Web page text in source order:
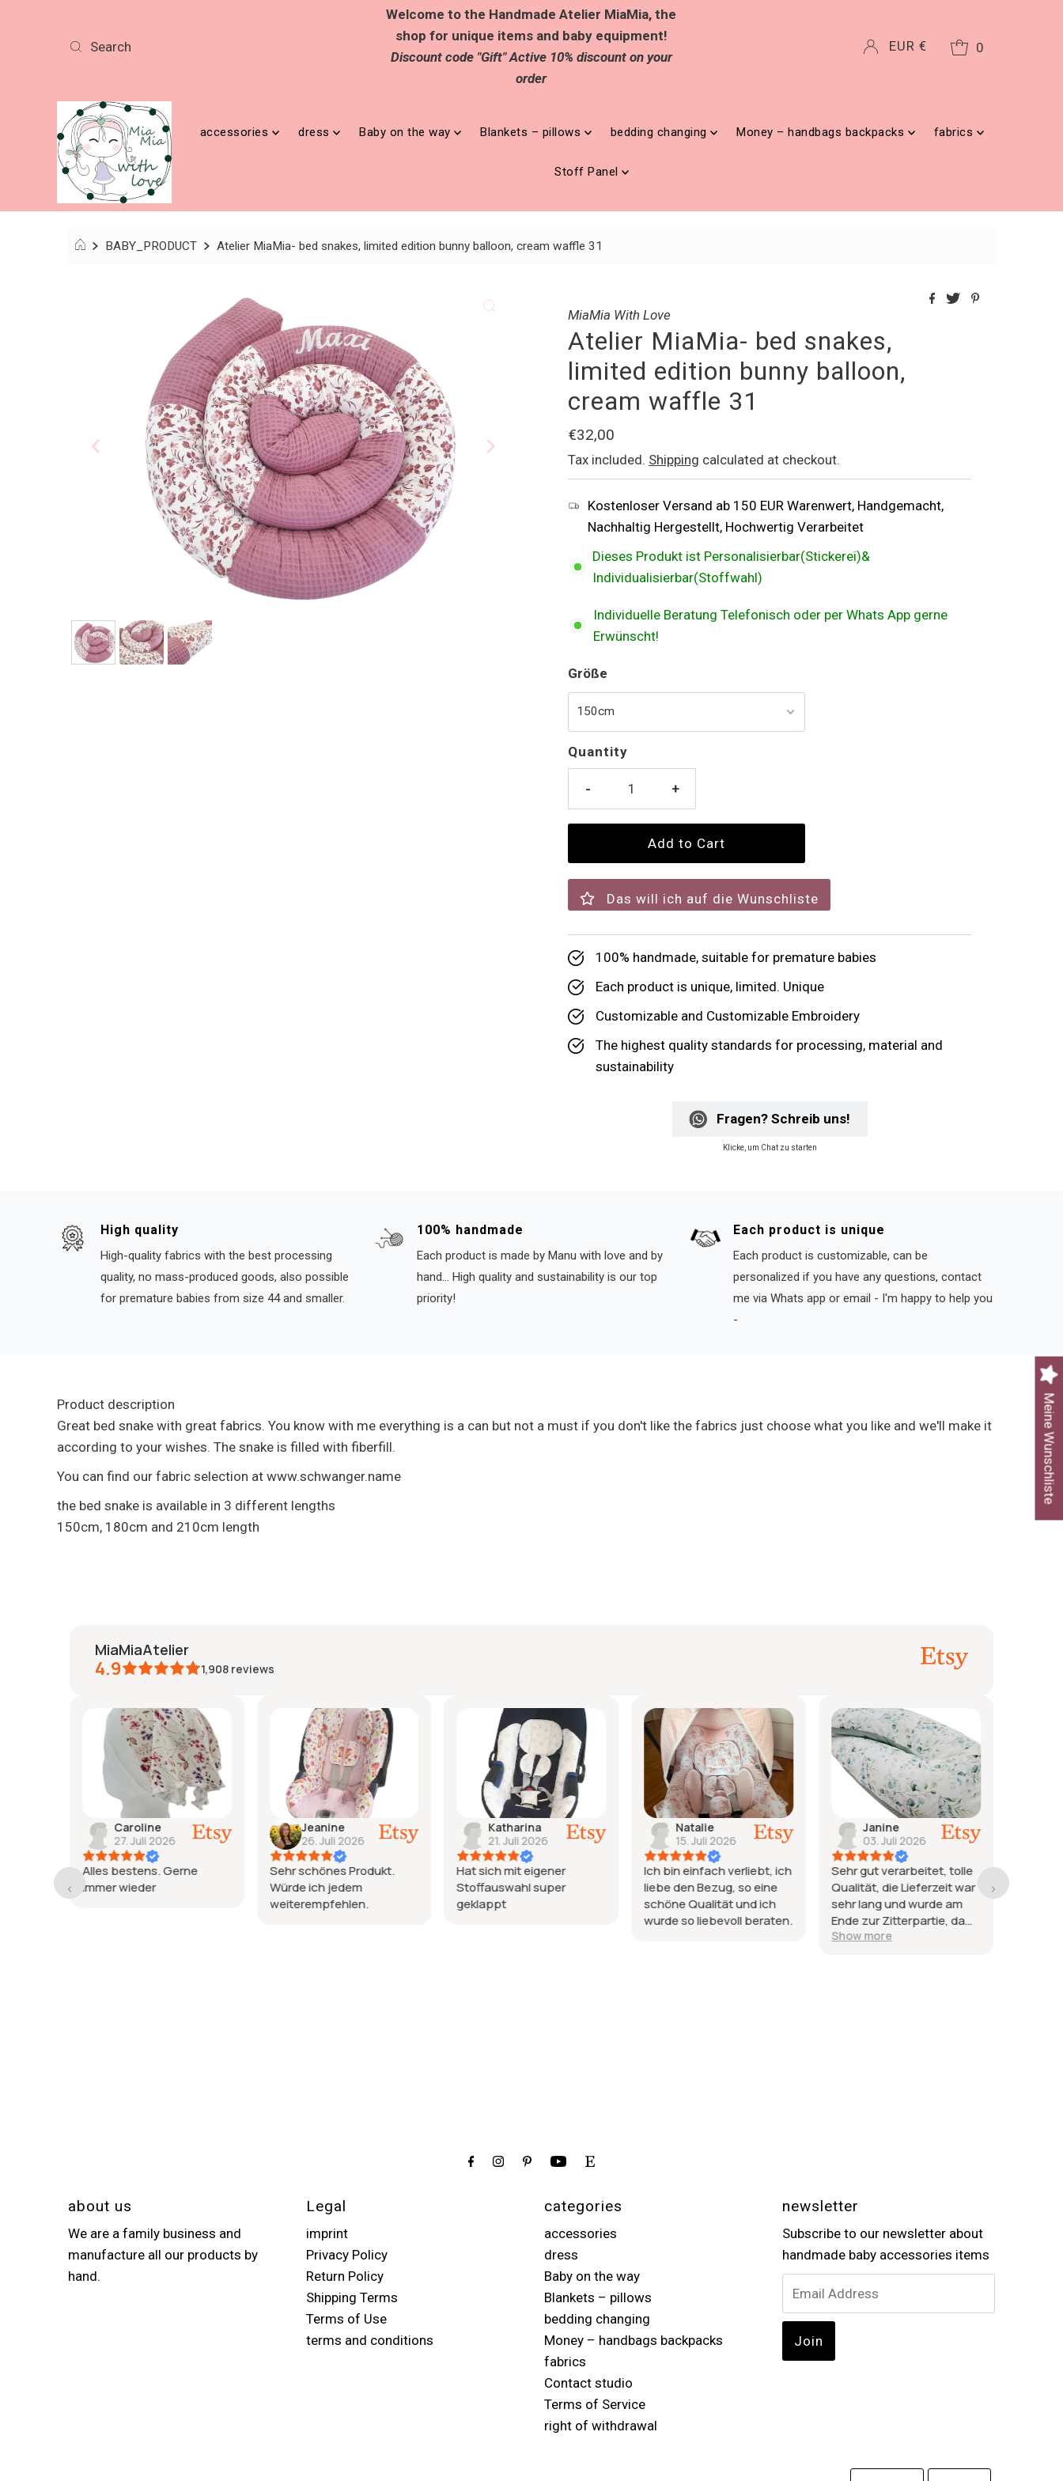
Welcome to the Handmade Atelier MiaMia, the
shop for unique items and baby equipment!
Discount code "Gift" Active 10% discount on your
order
Currency
EUR € 0
accessories dress Baby on the way Blankets – pillows bedding changing Money – handbags backpacks fabrics
Stoff Panel
BABY_PRODUCT Atelier MiaMia- bed snakes, limited edition bunny balloon, cream waffle 31
MiaMia With Love
Atelier MiaMia- bed snakes,
limited edition bunny balloon,
cream waffle 31
Regular
Price
€32,00
Tax included. Shipping calculated at checkout.
Kostenloser Versand ab 150 EUR Warenwert, Handgemacht,
Nachhaltig Hergestellt, Hochwertig Verarbeitet
Dieses Produkt ist Personalisierbar(Stickerei)&
Individualisierbar(Stoffwahl)
Individuelle Beratung Telefonisch oder per Whats App gerne
Erwünscht!
Größe
Quantity
- +
Das will ich auf die Wunschliste
100% handmade, suitable for premature babies
Each product is unique, limited. Unique
Customizable and Customizable Embroidery
The highest quality standards for processing, material and
sustainability
Fragen? Schreib uns!
Klicke, um Chat zu starten
High quality
High-quality fabrics with the best processing
quality, no mass-produced goods, also possible
for premature babies from size 44 and smaller.
100% handmade
Each product is made by Manu with love and by
hand... High quality and sustainability is our top
priority!
Each product is unique
Each product is customizable, can be
personalized if you have any questions, contact
me via Whats app or email - I'm happy to help you
-
Product description
Great bed snake with great fabrics. You know with me everything is a can but not a must if you don't like the fabrics just choose what you like and we'll make it
according to your wishes. The snake is filled with fiberfill.
You can find our fabric selection at www.schwanger.name
the bed snake is available in 3 different lengths
150cm, 180cm and 210cm length
MiaMiaAtelier
4.9 1,908 reviews
Caroline
27. Juli 2026
Alles bestens. Gerne
immer wieder
Jeanine
26. Juli 2026
Sehr schönes Produkt.
Würde ich jedem
weiterempfehlen.
Katharina
21. Juli 2026
Hat sich mit eigener
Stoffauswahl super
geklappt
Natalie
15. Juli 2026
Ich bin einfach verliebt, ich
liebe den Bezug, so eine
schöne Qualität und ich
wurde so liebevoll beraten.
Janine
03. Juli 2026
Sehr gut verarbeitet, tolle
Qualität, die Lieferzeit war
sehr lang und wurde am
Ende zur Zitterpartie, da
es ein Geschenk sein
Show more
about us
We are a family business and
manufacture all our products by
hand.
Legal
imprint
Privacy Policy
Return Policy
Shipping Terms
Terms of Use
terms and conditions
categories
accessories
dress
Baby on the way
Blankets – pillows
bedding changing
Money – handbags backpacks
fabrics
Contact studio
Terms of Service
right of withdrawal
newsletter
Subscribe to our newsletter about
handmade baby accessories items
Meine Wunschliste